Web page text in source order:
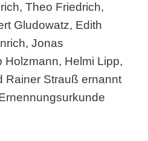
Theo Friedrich,
Gludowatz, Edith
Jonas
Holzmann, Helmi Lipp,
Rainer Strauß ernannt